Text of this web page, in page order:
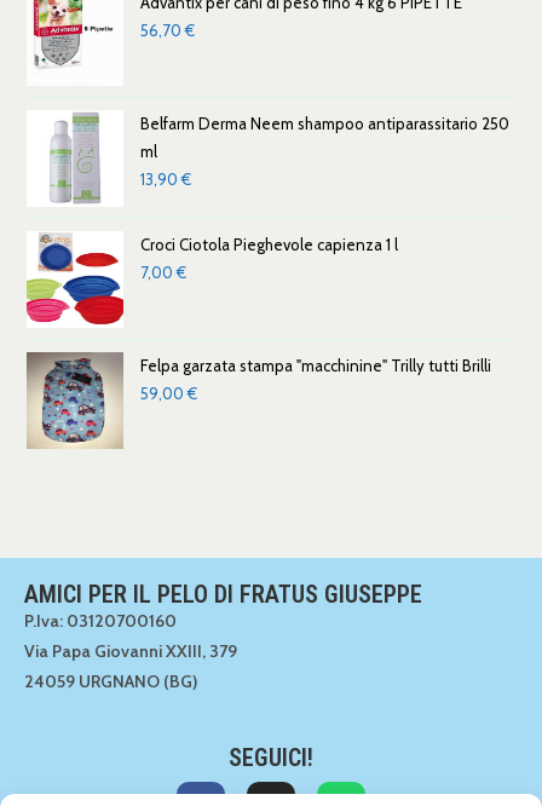
56,70€
Belfarm Derma Neem shampoo antiparassitario 250
ml
13,90€
Croci Ciotola Pieghevole capienza 1 l
7,00€
Felpa garzata stampa "macchinine" Trilly tutti Brilli
59,00€
AMICI PER IL PELO DI FRATUS GIUSEPPE
P.Iva: 03120700160
Via Papa Giovanni XXIII, 379
24059 URGNANO (BG)
SEGUICI!